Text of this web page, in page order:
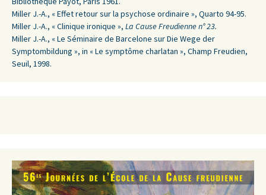
Miller J.-A., « Effet retour sur la psychose ordinaire », Quarto 94-95.
Miller J.-A., « Clinique ironique », La Cause Freudienne n° 23.
Miller J.-A., « Le Séminaire de Barcelone sur Die Wege der
Symptombildung », in « Le symptôme charlatan », Champ Freudien,
Seuil, 1998.